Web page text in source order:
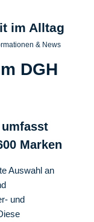
im Alltag
& News
DGH
Marken
Auswahl an
und